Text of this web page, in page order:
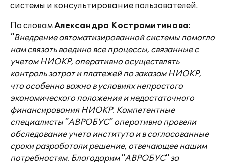
системы и консультирование пользователей.
По словамАлександра Костромитинова:
"Внедрение автоматизированной системы помогло
нам связать воедино все процессы, связанные с
учетом НИОКР, оперативно осуществлять
контроль затрат и платежей по заказам НИОКР,
что особенно важно в условиях непростого
экономического положения и недостаточного
финансирования НИОКР. Компетентные
специалисты "АВРОБУС" оперативно провели
обследование учета института и в согласованные
сроки разработали решение, отвечающее нашим
потребностям. Благодарим "АВРОБУС" за